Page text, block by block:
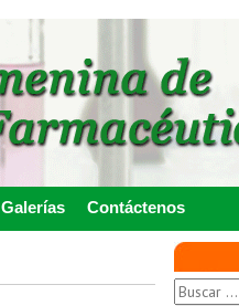
Galerías Contáctenos